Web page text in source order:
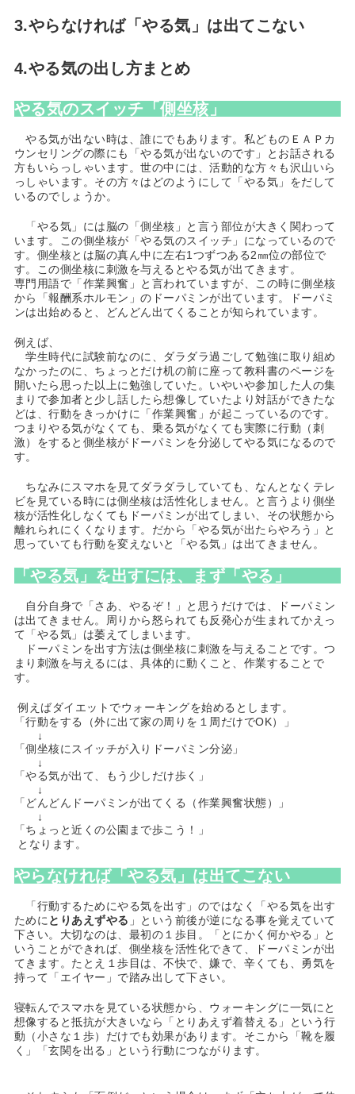
3.やらなければ「やる気」は出てこない
4.やる気の出し方まとめ
やる気のスイッチ「側坐核」
やる気が出ない時は、誰にでもあります。私どものＥＡＰカ
ウンセリングの際にも「やる気が出ないのです」とお話される
方もいらっしゃいます。世の中には、活動的な方々も沢山いら
っしゃいます。その方々はどのようにして「やる気」をだして
いるのでしょうか。
「やる気」には脳の「側坐核」と言う部位が大きく関わって
います。この側坐核が「やる気のスイッチ」になっているので
す。側坐核とは脳の真ん中に左右1つずつある2㎜位の部位で
す。この側坐核に刺激を与えるとやる気が出てきます。
専門用語で「作業興奮」と言われていますが、この時に側坐核
から「報酬系ホルモン」のドーパミンが出ています。ドーパミ
ンは出始めると、どんどん出てくることが知られています。
例えば、
学生時代に試験前なのに、ダラダラ過ごして勉強に取り組め
なかったのに、ちょっとだけ机の前に座って教科書のページを
開いたら思った以上に勉強していた。いやいや参加した人の集
まりで参加者と少し話したら想像していたより対話ができたな
どは、行動をきっかけに「作業興奮」が起こっているのです。
つまりやる気がなくても、乗る気がなくても実際に行動（刺
激）をすると側坐核がドーパミンを分泌してやる気になるので
す。
ちなみにスマホを見てダラダラしていても、なんとなくテレ
ビを見ている時には側坐核は活性化しません。と言うより側坐
核が活性化しなくてもドーパミンが出てしまい、その状態から
離れられにくくなります。だから「やる気が出たらやろう」と
思っていても行動を変えないと「やる気」は出てきません。
「やる気」を出すには、まず「やる」
自分自身で「さあ、やるぞ！」と思うだけでは、ドーパミン
は出てきません。周りから怒られても反発心が生まれてかえっ
て「やる気」は萎えてしまいます。
ドーパミンを出す方法は側坐核に刺激を与えることです。つ
まり刺激を与えるには、具体的に動くこと、作業することで
す。
例えばダイエットでウォーキングを始めるとします。
「行動をする（外に出て家の周りを１周だけでOK）」
↓
「側坐核にスイッチが入りドーパミン分泌」
↓
「やる気が出て、もう少しだけ歩く」
↓
「どんどんドーパミンが出てくる（作業興奮状態）」
↓
「ちょっと近くの公園まで歩こう！」
となります。
やらなければ「やる気」は出てこない
「行動するためにやる気を出す」のではなく「やる気を出す
ためにとりあえずやる 」という前後が逆になる事を覚えていて
下さい。大切なのは、最初の１歩目。「とにかく何かやる」と
いうことができれば、側坐核を活性化できて、ドーパミンが出
てきます。たとえ１歩目は、不快で、嫌で、辛くても、勇気を
持って「エイヤー」で踏み出して下さい。
寝転んでスマホを見ている状態から、ウォーキングに一気にと
想像すると抵抗が大きいなら「とりあえず着替える」という行
動（小さな１歩）だけでも効果があります。そこから「靴を履
く」「玄関を出る」という行動につながります。